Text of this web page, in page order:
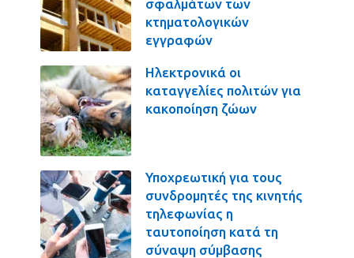
σφαλμάτων των
κτηματολογικών
εγγραφών
Ηλεκτρονικά οι
καταγγελίες πολιτών για
κακοποίηση ζώων
Υποχρεωτική για τους
συνδρομητές της κινητής
τηλεφωνίας η
ταυτοποίηση κατά τη
σύναψη σύμβασης